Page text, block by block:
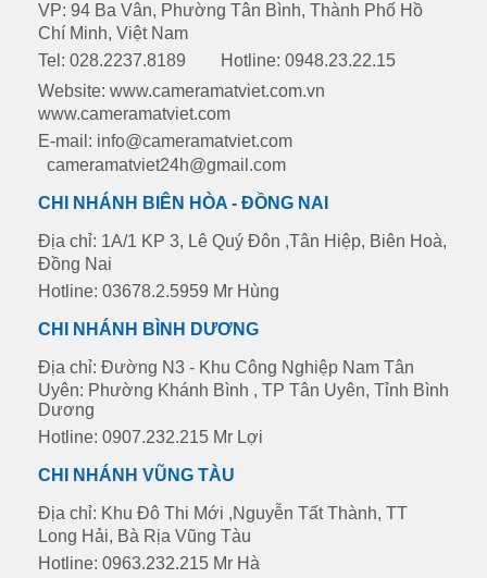
VP: 94 Ba Vân, Phường Tân Bình, Thành Phố Hồ
Chí Minh, Việt Nam
Tel: 028.2237.8189
Hotline: 0948.23.22.15
Website: www.cameramatviet.com.vn
www.cameramatviet.com
E-mail: info@cameramatviet.com
cameramatviet24h@gmail.com
CHI NHÁNH BIÊN HÒA - ĐỒNG NAI
Địa chỉ: 1A/1 KP 3, Lê Quý Đôn ,Tân Hiệp, Biên Hoà,
Đồng Nai
Hotline: 03678.2.5959 Mr Hùng
CHI NHÁNH BÌNH DƯƠNG
Địa chỉ: Đường N3 - Khu Công Nghiệp Nam Tân
Uyên: Phường Khánh Bình , TP Tân Uyên, Tỉnh Bình
Dương
Hotline: 0907.232.215 Mr Lợi
CHI NHÁNH VŨNG TÀU
Địa chỉ: Khu Đô Thi Mới ,Nguyễn Tất Thành, TT
Long Hải, Bà Rịa Vũng Tàu
Hotline: 0963.232.215 Mr Hà